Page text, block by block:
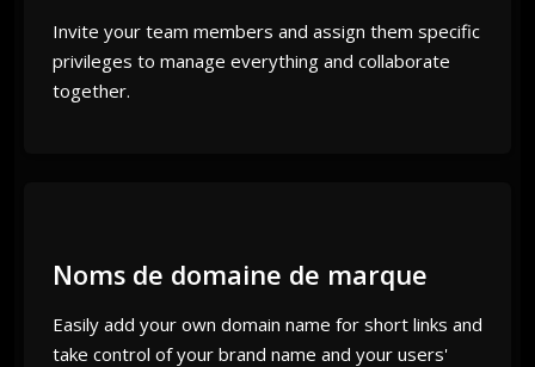
Invite your team members and assign them specific
privileges to manage everything and collaborate
together.
Noms de domaine de marque
Easily add your own domain name for short links and
take control of your brand name and your users'